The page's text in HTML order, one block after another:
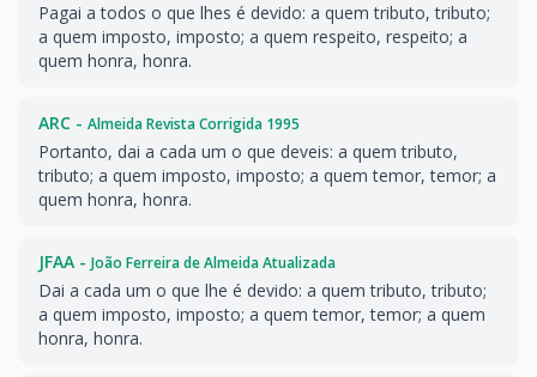
Pagai a todos o que lhes é devido: a quem tributo, tributo;
a quem imposto, imposto; a quem respeito, respeito; a
quem honra, honra.
ARC - Almeida Revista Corrigida 1995
Portanto, dai a cada um o que deveis: a quem tributo,
tributo; a quem imposto, imposto; a quem temor, temor; a
quem honra, honra.
JFAA - João Ferreira de Almeida Atualizada
Dai a cada um o que lhe é devido: a quem tributo, tributo;
a quem imposto, imposto; a quem temor, temor; a quem
honra, honra.